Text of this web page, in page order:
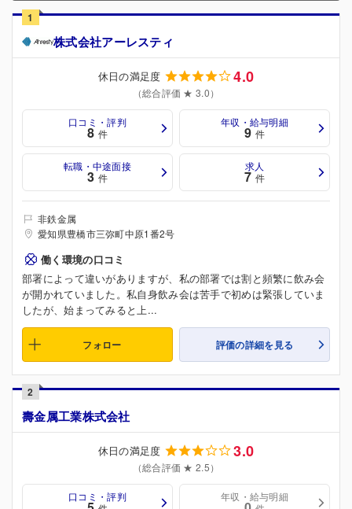
1
株式会社アーレスティ
休日の満足度 4.0
（総合評価 ★ 3.0）
口コミ・評判
8 件
年収・給与明細
9 件
転職・中途面接
3 件
求人
7 件
非鉄金属
愛知県豊橋市三弥町中原1番2号
働く環境の口コミ
部署によって違いがありますが、私の部署では割と頻繁に飲み会
が開かれていました。私自身飲み会は苦手で初めは緊張していま
したが、始まってみると上...
フォロー 評価の詳細を見る
2
壽金属工業株式会社
休日の満足度 3.0
（総合評価 ★ 2.5）
口コミ・評判 年収・給与明細